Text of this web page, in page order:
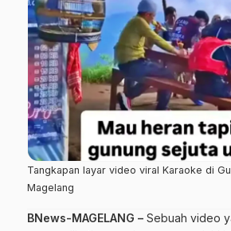
Tangkapan layar video viral Karaoke di
Magelang
BNews-MAGELANG – Sebuah video